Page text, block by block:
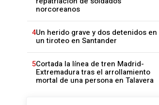
norcoreanos
4Un herido grave y dos detenidos en
un tiroteo en Santander
5Cortada la línea de tren Madrid-
Extremadura tras el arrollamiento
mortal de una persona en Talavera